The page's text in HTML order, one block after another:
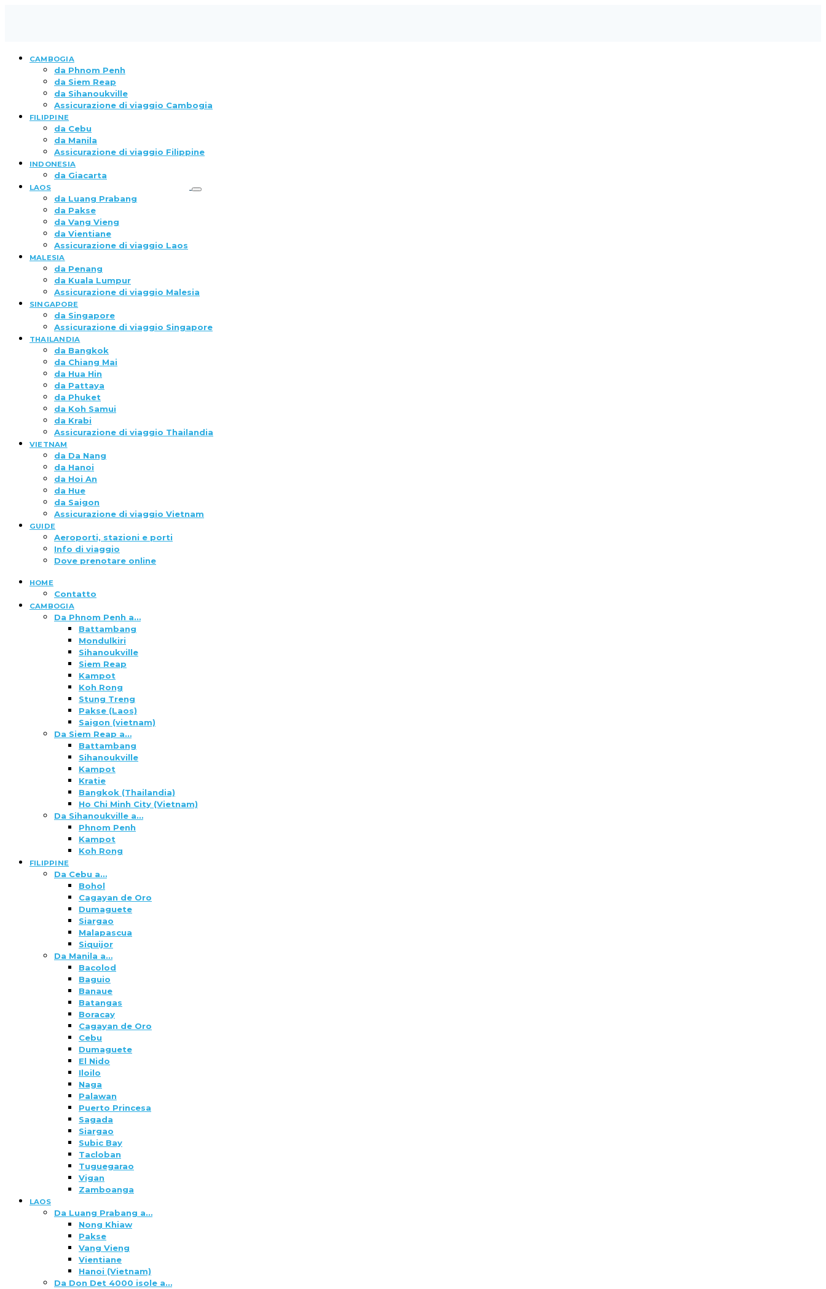
CAMBOGIA
da Phnom Penh
da Siem Reap
da Sihanoukville
Assicurazione di viaggio Cambogia
FILIPPINE
da Cebu
da Manila
Assicurazione di viaggio Filippine
INDONESIA
da Giacarta
LAOS
da Luang Prabang
da Pakse
da Vang Vieng
da Vientiane
Assicurazione di viaggio Laos
MALESIA
da Penang
da Kuala Lumpur
Assicurazione di viaggio Malesia
SINGAPORE
da Singapore
Assicurazione di viaggio Singapore
THAILANDIA
da Bangkok
da Chiang Mai
da Hua Hin
da Pattaya
da Phuket
da Koh Samui
da Krabi
Assicurazione di viaggio Thailandia
VIETNAM
da Da Nang
da Hanoi
da Hoi An
da Hue
da Saigon
Assicurazione di viaggio Vietnam
GUIDE
Aeroporti, stazioni e porti
Info di viaggio
Dove prenotare online
HOME
Contatto
CAMBOGIA
Da Phnom Penh a…
Battambang
Mondulkiri
Sihanoukville
Siem Reap
Kampot
Koh Rong
Stung Treng
Pakse (Laos)
Saigon (vietnam)
Da Siem Reap a…
Battambang
Sihanoukville
Kampot
Kratie
Bangkok (Thailandia)
Ho Chi Minh City (Vietnam)
Da Sihanoukville a…
Phnom Penh
Kampot
Koh Rong
FILIPPINE
Da Cebu a…
Bohol
Cagayan de Oro
Dumaguete
Siargao
Malapascua
Siquijor
Da Manila a…
Bacolod
Baguio
Banaue
Batangas
Boracay
Cagayan de Oro
Cebu
Dumaguete
El Nido
Iloilo
Naga
Palawan
Puerto Princesa
Sagada
Siargao
Subic Bay
Tacloban
Tuguegarao
Vigan
Zamboanga
LAOS
Da Luang Prabang a…
Nong Khiaw
Pakse
Vang Vieng
Vientiane
Hanoi (Vietnam)
Da Don Det 4000 isole a…